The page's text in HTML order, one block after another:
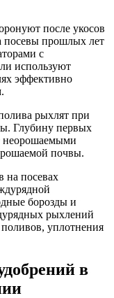
после укосов
посевы прошлых лет
с
используют
эффективно
рыхлят при
Глубину первых
неорошаемыми
почвы.
на посевах
борозды и
рыхлений
поливов, уплотнения
в